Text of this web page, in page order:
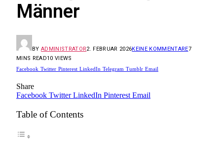
Männer
BY ADMINISTRATOR2. FEBRUAR 2026KEINE KOMMENTARE7
MINS READ10 VIEWS
Facebook Twitter Pinterest LinkedIn Telegram Tumblr Email
Share
Facebook Twitter LinkedIn Pinterest Email
Table of Contents